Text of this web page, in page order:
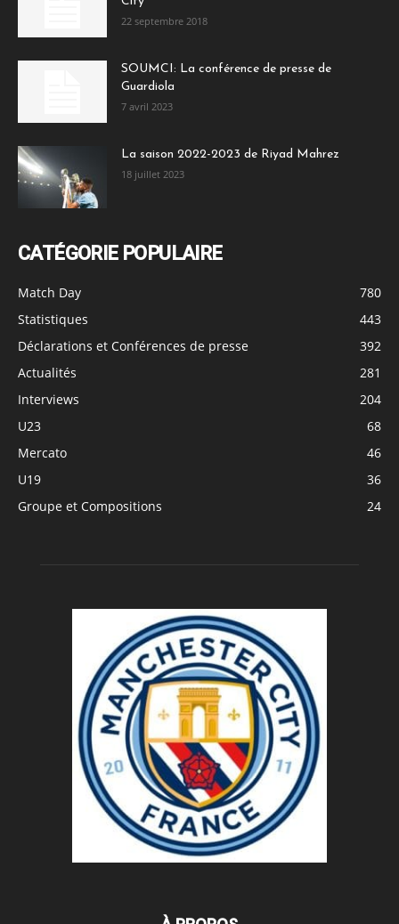
22 septembre 2018
SOUMCI: La conférence de presse de
Guardiola
7 avril 2023
La saison 2022-2023 de Riyad Mahrez
18 juillet 2023
CATÉGORIE POPULAIRE
Match Day
780
Statistiques
443
Déclarations et Conférences de presse
392
Actualités
281
Interviews
204
U23
68
Mercato
46
U19
36
Groupe et Compositions
24